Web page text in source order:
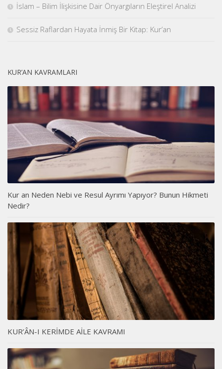
İslam – Bilim İlişkisine Dair Önyargıların Eleştirel Analizi
Sessiz Raflardan Hayata İnmiş Bir Kitap: Kur’an
KUR’AN KAVRAMLARI
Kur an Neden Nebi ve Resul Ayrımı Yapıyor? Bunun Hikmeti
Nedir?
KUR’ÂN-I KERİMDE AİLE KAVRAMI